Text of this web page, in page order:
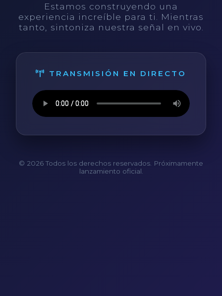
Estamos construyendo una
experiencia increíble para ti. Mientras
tanto, sintoniza nuestra señal en vivo.
TRANSMISIÓN EN DIRECTO
© 2026 Todos los derechos reservados. Próximamente
lanzamiento oficial.